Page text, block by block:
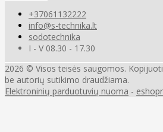
+37061132222
info@s-technika.lt
sodotechnika
I - V 08.30 - 17.30
2026 © Visos teisės saugomos.
be autorių sutikimo draudžiama.
Elektroninių parduotuvių nuoma -